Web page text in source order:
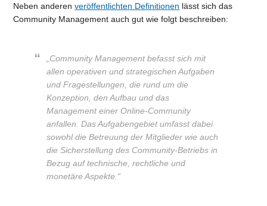
Neben anderenveröffentlichten Definitionen lässt sich das
Community Management auch gut wie folgt beschreiben:
„Community Management befasst sich mit
allen operativen und strategischen Aufgaben
und Fragestellungen, die rund um die
Konzeption, den Aufbau und das
Management einer Online-Community
anfallen. Das Aufgabengebiet umfasst dabei
sowohl die Betreuung der Mitglieder wie auch
die Sicherstellung des Community-Betriebs in
Bezug auf technische, rechtliche und
monetäre Aspekte.“